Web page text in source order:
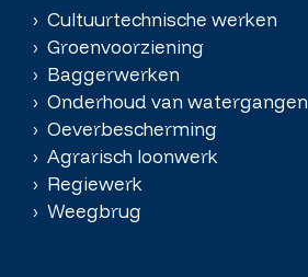
› Cultuurtechnische werken
› Groenvoorziening
› Baggerwerken
› Onderhoud van watergangen
› Oeverbescherming
› Agrarisch loonwerk
› Regiewerk
› Weegbrug